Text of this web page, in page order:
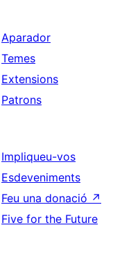
Aparador
Temes
Extensions
Patrons
Impliqueu-vos
Esdeveniments
Feu una donació ↗
Five for the Future